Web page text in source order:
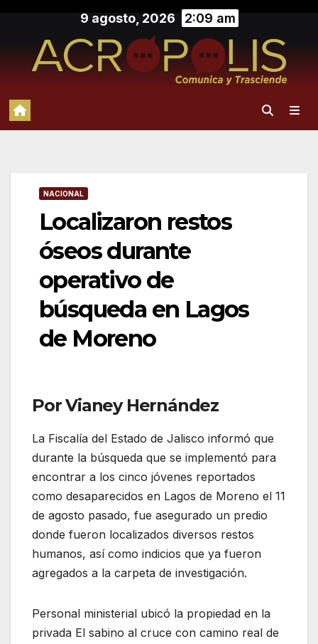
contenido
9 agosto, 2026 2:09 am
NACIONAL
Localizaron restos
óseos durante
operativo de
búsqueda en Lagos
de Moreno
Por Vianey Hernández
La Fiscalía del Estado de Jalisco informó que
durante la búsqueda que se implementó para
encontrar a los cinco jóvenes reportados
como desaparecidos en Lagos de Moreno el 11
de agosto pasado, fue asegurado un predio
donde fueron localizados diversos restos
humanos, así como indicios que ya fueron
agregados a la carpeta de investigación.
Personal ministerial ubicó la propiedad en la
privada El sabino al cruce con camino real de